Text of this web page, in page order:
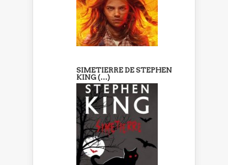
SIMETIERRE DE STEPHEN
KING (…)